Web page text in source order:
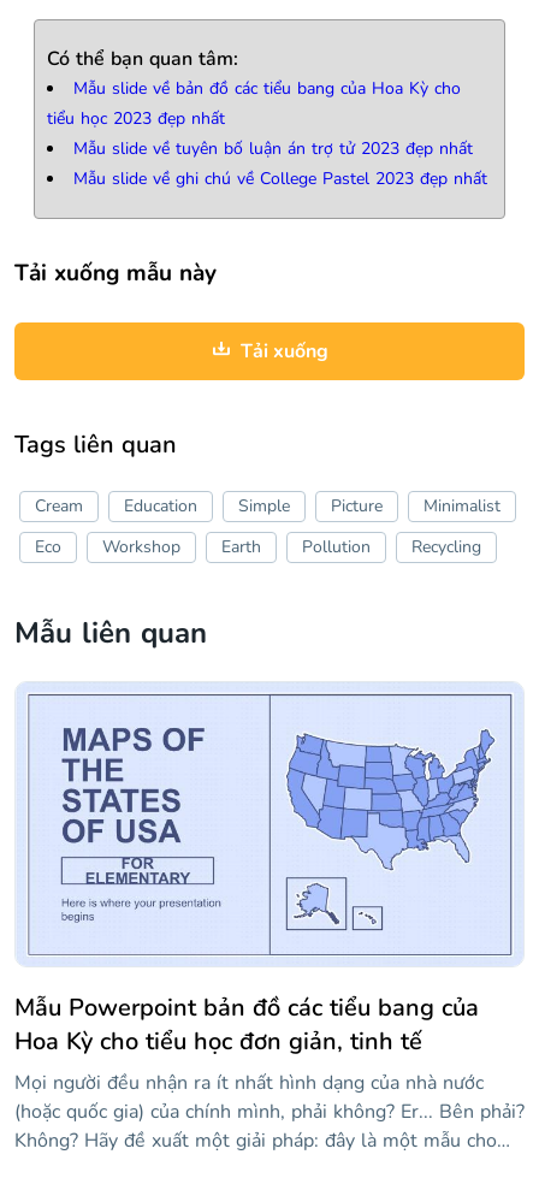
Có thể bạn quan tâm:
Mẫu slide về bản đồ các tiểu bang của Hoa Kỳ cho
tiểu học 2023 đẹp nhất
Mẫu slide về tuyên bố luận án trợ tử 2023 đẹp nhất
Mẫu slide về ghi chú về College Pastel 2023 đẹp nhất
Tải xuống mẫu này
Tải xuống
Tags liên quan
Cream Education Simple Picture
Minimalist
Eco
Workshop Earth Pollution Recycling
Mẫu liên quan
Mẫu Powerpoint bản đồ các tiểu bang của
Hoa Kỳ cho tiểu học đơn giản, tinh tế
Mọi người đều nhận ra ít nhất hình dạng của nhà nước
(hoặc quốc gia) của chính mình, phải không? Er... Bên phải?
Không? Hãy đề xuất một giải pháp: đây là một mẫu cho